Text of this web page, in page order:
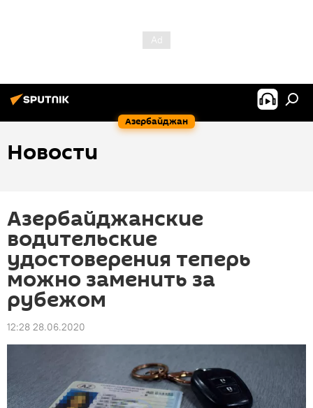
Азербайджан
Новости
Азербайджанские
водительские
удостоверения теперь
можно заменить за
рубежом
12:28 28.06.2020